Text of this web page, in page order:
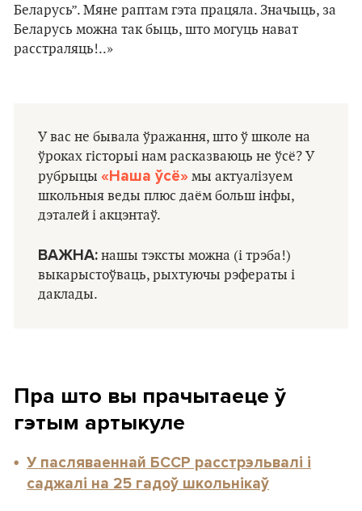
Беларусь”. Мяне раптам гэта працяла. Значыць, за
Беларусь можна так быць, што могуць нават
расстраляць!..»
У вас не бывала ўражання, што ў школе на
ўроках гісторыі нам расказваюць не ўсё? У
рубрыцы «Наша ўсё» мы актуалізуем
школьныя веды плюс даём больш інфы,
дэталей і акцэнтаў.
ВАЖНА: нашы тэксты можна (і трэба!)
выкарыстоўваць, рыхтуючы рэфераты і
даклады.
Пра што вы прачытаеце ў
гэтым артыкуле
У пасляваеннай БССР расстрэльвалі і
саджалі на 25 гадоў школьнікаў